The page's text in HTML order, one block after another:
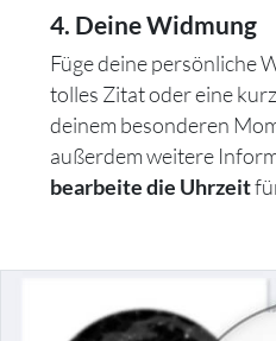
4. Deine Widmung
Füge deine persönliche
tolles Zitat oder eine
deinem besonderen
außerdem weitere
bearbeite die Uhrzeit